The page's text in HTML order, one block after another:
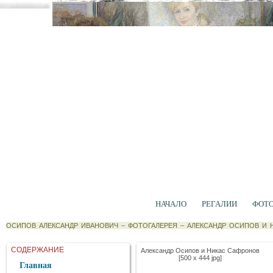
НАЧАЛО РЕГАЛИИ
ОСИПОВ АЛЕКСАНДР ИВАНОВИЧ – ФОТОГАЛЕРЕЯ – АЛЕКСАНДР ОСИПОВ И
СОДЕРЖАНИЕ
Главная
Александр Осипов и Никас Сафронов
[500 x 444 jpg]